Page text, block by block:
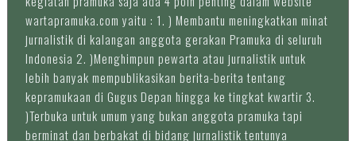
wartapramuka.com yaitu : 1. ) Membantu meningkatkan minat
jurnalistik di kalangan anggota gerakan Pramuka di seluruh
Indonesia 2. )Menghimpun pewarta atau jurnalistik untuk
lebih banyak mempublikasikan berita-berita tentang
kepramukaan di Gugus Depan hingga ke tingkat kwartir 3.
)Terbuka untuk umum yang bukan anggota pramuka tapi
berminat dan berbakat di bidang jurnalistik tentunya